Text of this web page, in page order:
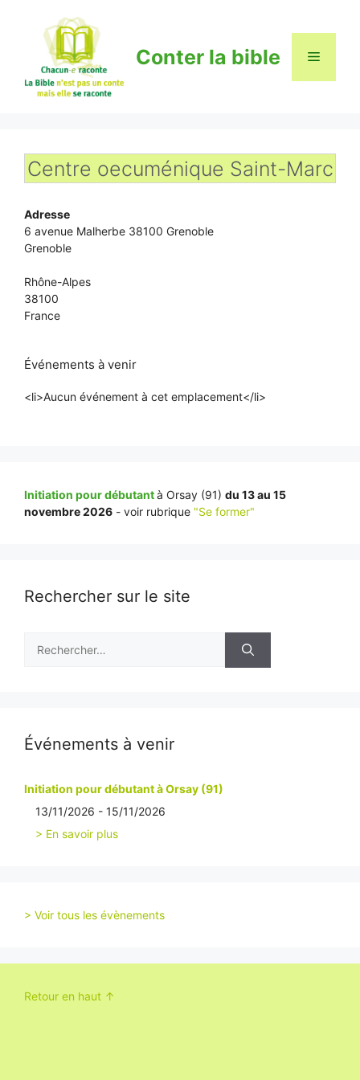
Conter la bible Menu
Centre oecuménique Saint-Marc
Adresse
6 avenue Malherbe 38100 Grenoble
Grenoble
Rhône-Alpes
38100
France
Événements à venir
<li>Aucun événement à cet emplacement</li>
Initiation pour débutantà Orsay (91) du 13 au 15
novembre 2026 - voir rubrique "Se former"
Rechercher sur le site
Événements à venir
Initiation pour débutant à Orsay (91)
13/11/2026 - 15/11/2026
> En savoir plus
> Voir tous les évènements
Retour en haut ↑